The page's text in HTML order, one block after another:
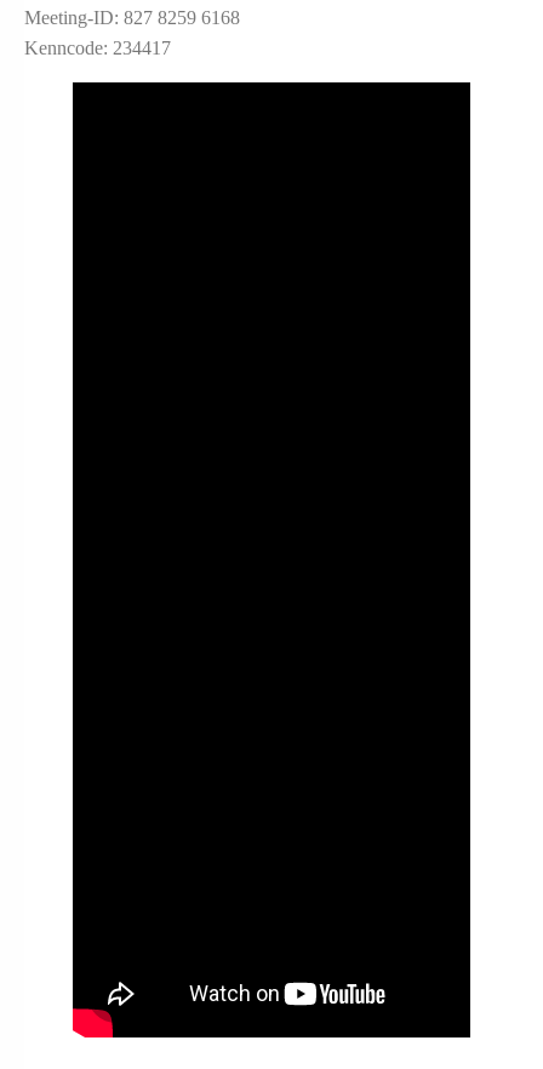
Meeting-ID: 827 8259 6168
Kenncode: 234417